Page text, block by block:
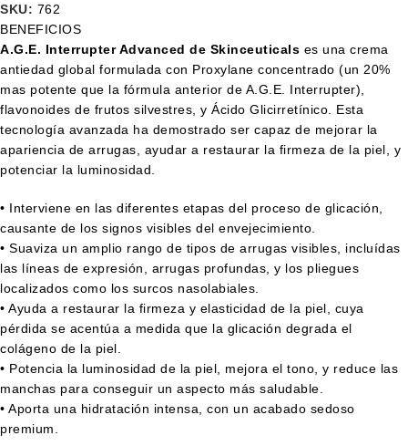
SKU: 762
BENEFICIOS
A.G.E. Interrupter Advanced de Skinceuticals es una crema
antiedad global formulada con Proxylane concentrado (un 20%
mas potente que la fórmula anterior de A.G.E. Interrupter),
flavonoides de frutos silvestres, y Ácido Glicirretínico. Esta
tecnología avanzada ha demostrado ser capaz de mejorar la
apariencia de arrugas, ayudar a restaurar la firmeza de la piel, y
potenciar la luminosidad.
• Interviene en las diferentes etapas del proceso de glicación,
causante de los signos visibles del envejecimiento.
• Suaviza un amplio rango de tipos de arrugas visibles, incluídas
las líneas de expresión, arrugas profundas, y los pliegues
localizados como los surcos nasolabiales.
• Ayuda a restaurar la firmeza y elasticidad de la piel, cuya
pérdida se acentúa a medida que la glicación degrada el
colágeno de la piel.
• Potencia la luminosidad de la piel, mejora el tono, y reduce las
manchas para conseguir un aspecto más saludable.
• Aporta una hidratación intensa, con un acabado sedoso
premium.